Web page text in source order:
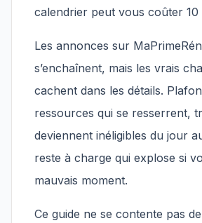
calendrier peut vous coûter 10
Les annonces sur
s’enchaînent, mais les vrais
cachent dans les détails.
ressources qui se resserrent,
deviennent inéligibles du jour
reste à charge qui explose si
mauvais moment.
Ce guide ne se contente pas